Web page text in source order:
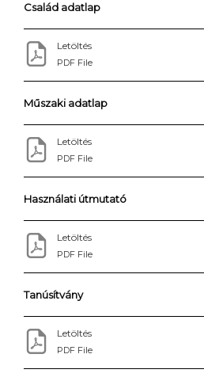
Család adatlap
Letöltés
PDF File
Műszaki adatlap
Letöltés
PDF File
Használati útmutató
Letöltés
PDF File
Tanúsítvány
Letöltés
PDF File